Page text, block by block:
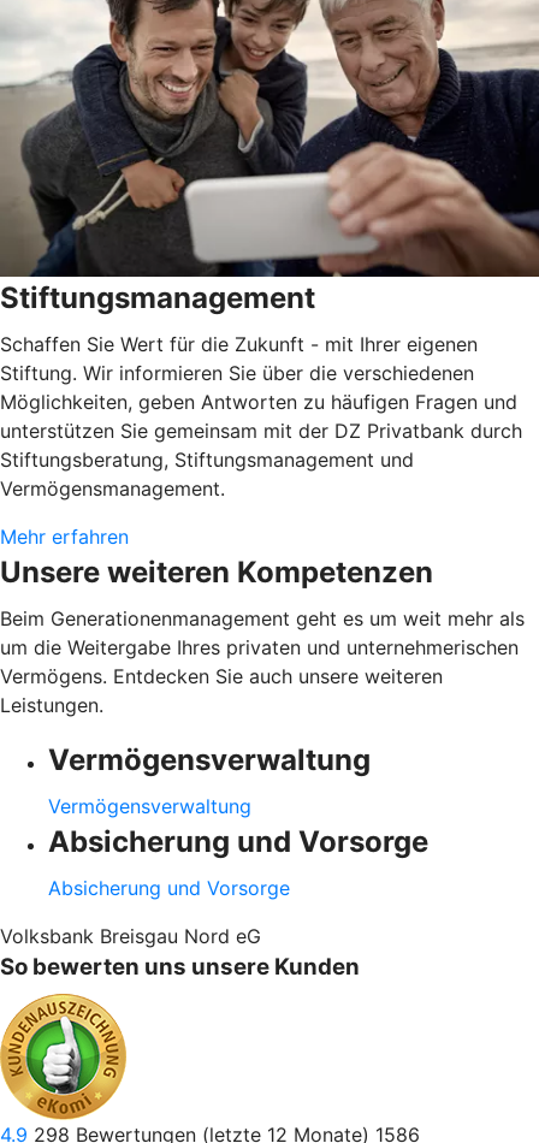
Stiftungsmanagement
Schaffen Sie Wert für die Zukunft - mit Ihrer eigenen
Stiftung. Wir informieren Sie über die verschiedenen
Möglichkeiten, geben Antworten zu häufigen Fragen und
unterstützen Sie gemeinsam mit der DZ Privatbank durch
Stiftungsberatung, Stiftungsmanagement und
Vermögensmanagement.
Mehr erfahren
Unsere weiteren Kompetenzen
Beim Generationenmanagement geht es um weit mehr als
um die Weitergabe Ihres privaten und unternehmerischen
Vermögens. Entdecken Sie auch unsere weiteren
Leistungen.
Vermögensverwaltung
Vermögensverwaltung
Absicherung und Vorsorge
Absicherung und Vorsorge
Volksbank Breisgau Nord eG
So bewerten uns unsere Kunden
4.9 298 Bewertungen (letzte 12 Monate) 1586